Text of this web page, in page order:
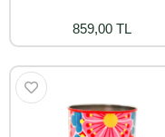
859,00 TL